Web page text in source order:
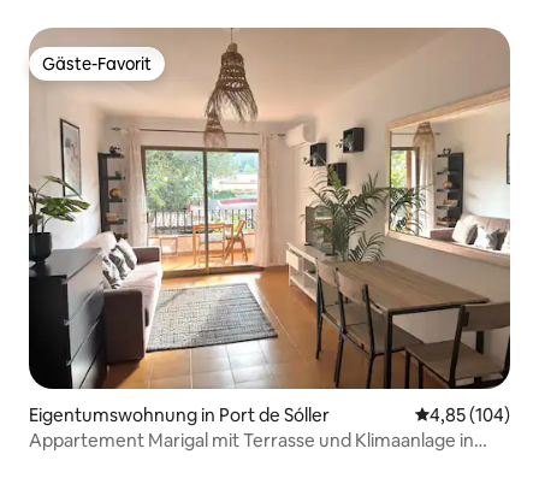
Gäste-Favorit
Gäste-Favorit
Eigentumswohnung in Port de Sóller
4,85 (104)
Appartement Marigal mit Terrasse und Klimaanlage in